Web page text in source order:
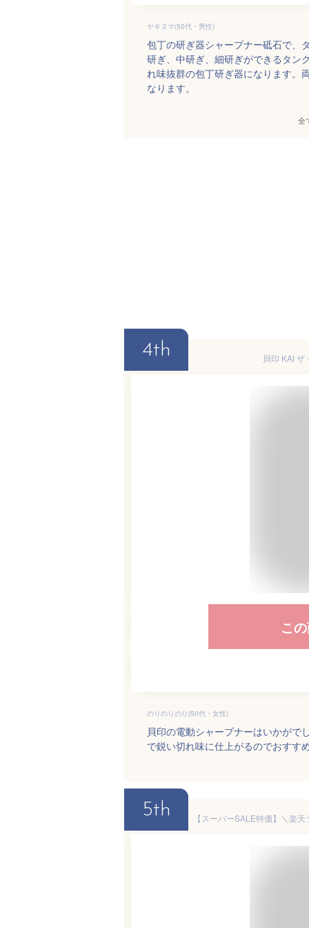
ヤギヌマ(50代・男性)
包丁の研ぎ器シャープナー砥石で、
研ぎ、中研ぎ、細研ぎができるタン
れ味抜群の包丁研ぎ器になります。
なります。
全
4th 貝印 KAI
こ
のりのりのり(50代・女性)
貝印の電動シャープナーはいかがで
で鋭い切れ味に仕上がるのでおすす
5th